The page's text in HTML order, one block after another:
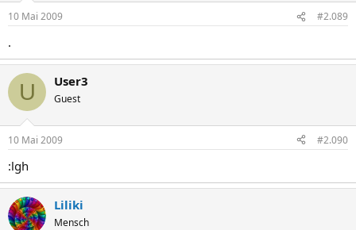
10 Mai 2009 #2.089
.
U User3
Guest
10 Mai 2009 #2.090
:lgh
Liliki
Mensch